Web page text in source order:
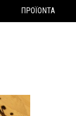
ΠΡΟΪΟΝΤΑ